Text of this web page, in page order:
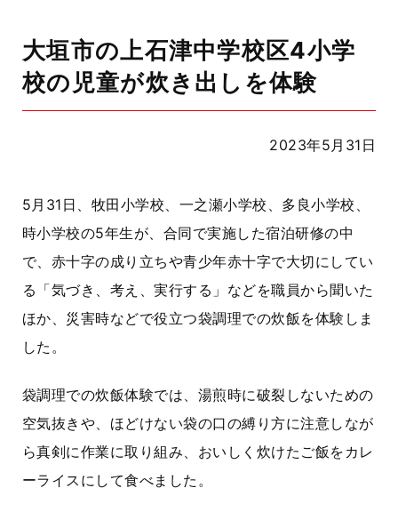
大垣市の上石津中学校区4小学
校の児童が炊き出しを体験
2023年5月31日
5月 31 日、牧田小学校、一之瀬小学校、多良小学校、
時小学校の5年生が、合同で実施した宿泊研修の中
で、赤十字の成り立ちや青少年赤十字で大切にしてい
る「気づき、考え、実行する」などを職員から聞いた
ほか、災害時などで役立つ袋調理での炊飯を体験しま
した。
袋調理での炊飯体験では、湯煎時に破裂しないための
空気抜きや、ほどけない袋の口の縛り方に注意しなが
ら真剣に作業に取り組み、おいしく炊けたご飯をカレ
ーライスにして食べました。